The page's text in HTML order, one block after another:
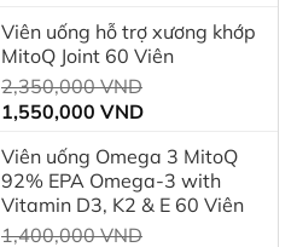
2,350,000 VND.
tại
là:
Viên uống hỗ trợ xương khớp
MitoQ Joint 60 Viên
2,350,000VND
2,350,000 VND.
1,550,000 VNDGiá
tại
là:
1,550,000 VND.
Viên uống Omega 3 MitoQ
92% EPA Omega-3 with
Vitamin D3, K2 & E 60 Viên
1,400,000VND